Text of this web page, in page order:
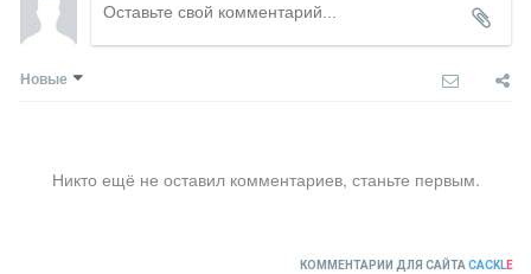
Новые
Никто ещё не оставил комментариев, станьте первым.
КОММЕНТАРИИ ДЛЯ САЙТАCACKLE